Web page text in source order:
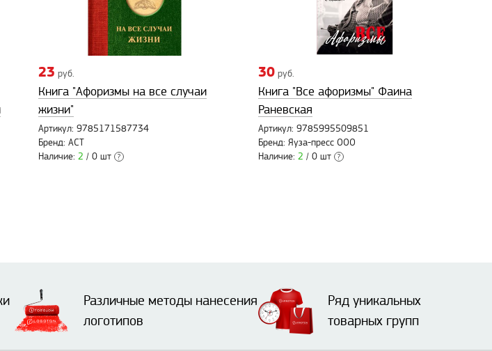
23 руб.
Книга "Афоризмы на все случаи
жизни"
Артикул: 9785171587734
Бренд: АСТ
Наличие: 2 / 0 шт ?
30 руб.
Книга "Все афоризмы" Фаина
Раневская
Артикул: 9785995509851
Бренд: Яуза-пресс ООО
Наличие: 2 / 0 шт ?
Различные методы нанесения
логотипов
Ряд уникальных
товарных групп